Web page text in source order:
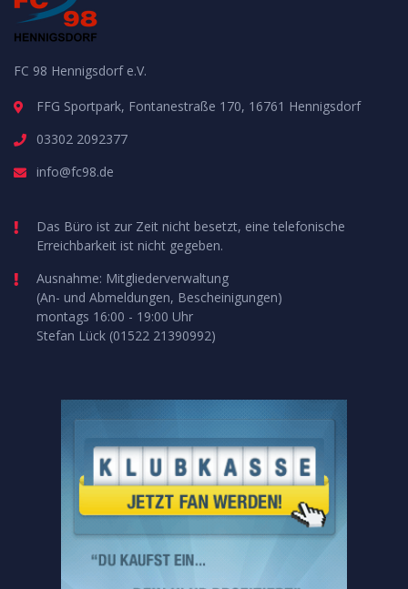
FC 98 Hennigsdorf e.V.
FFG Sportpark, Fontanestraße 170, 16761 Hennigsdorf
03302 2092377
info@fc98.de
Das Büro ist zur Zeit nicht besetzt, eine telefonische
Erreichbarkeit ist nicht gegeben.
Ausnahme: Mitgliederverwaltung
(An- und Abmeldungen, Bescheinigungen)
montags 16:00 - 19:00 Uhr
Stefan Lück (01522 21390992)